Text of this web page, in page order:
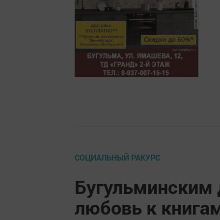
СОЦИАЛЬНЫЙ РАКУРС
любовь к